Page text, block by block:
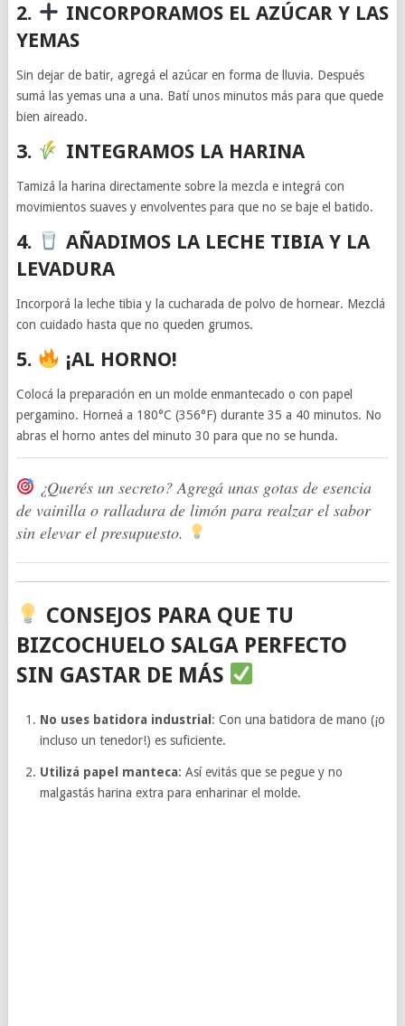
2.
INCORPORAMOS EL AZÚCAR Y LAS
YEMAS
Sin dejar de batir, agregá el azúcar en forma de lluvia. Después
sumá las yemas una a una. Batí unos minutos más para que quede
bien aireado.
3. INTEGRAMOS LA HARINA
Tamizá la harina directamente sobre la mezcla e integrá con
movimientos suaves y envolventes para que no se baje el batido.
4.
AÑADIMOS LA LECHE TIBIA Y LA
LEVADURA
Incorporá la leche tibia y la cucharada de polvo de hornear. Mezclá
con cuidado hasta que no queden grumos.
5. ¡AL HORNO!
Colocá la preparación en un molde enmantecado o con papel
pergamino. Horneá a 180°C (356°F) durante 35 a 40 minutos. No
abras el horno antes del minuto 30 para que no se hunda.
¿Querés un secreto? Agregá unas gotas de esencia
de vainilla o ralladura de limón para realzar el sabor
sin elevar el presupuesto.
CONSEJOS PARA QUE TU
BIZCOCHUELO SALGA PERFECTO
SIN GASTAR DE MÁS
No uses batidora industrial : Con una batidora de mano (¡o
incluso un tenedor!) es suficiente.
Utilizá papel manteca: Así evitás que se pegue y no
malgastás harina extra para enharinar el molde.